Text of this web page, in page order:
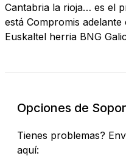
Cantabria la rioja… es el
está Compromis
Euskaltel herria BNG
Opciones de
Tienes problemas?
aquí: